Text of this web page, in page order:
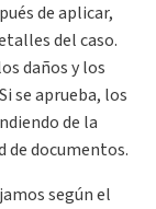
de aplicar,
del caso.
daños y los
se aprueba, los
de la
de documentos.
según el